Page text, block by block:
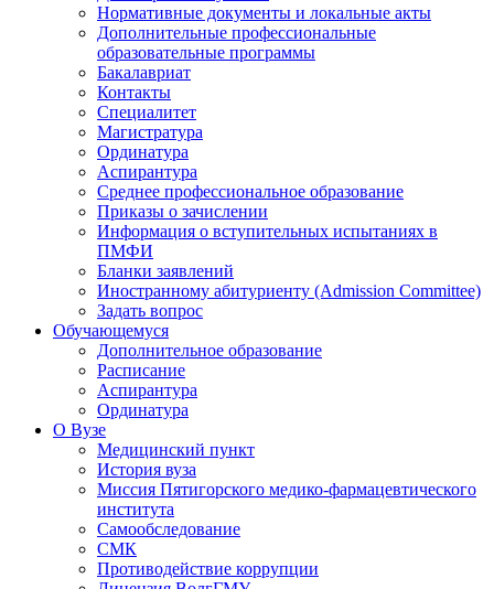
Нормативные документы и локальные акты
Дополнительные профессиональные
образовательные программы
Бакалавриат
Контакты
Специалитет
Магистратура
Ординатура
Аспирантура
Среднее профессиональное образование
Приказы о зачислении
Информация о вступительных испытаниях в
ПМФИ
Бланки заявлений
Иностранному абитуриенту (Admission Committee)
Задать вопрос
Обучающемуся
Дополнительное образование
Расписание
Аспирантура
Ординатура
О Вузе
Медицинский пункт
История вуза
Миссия Пятигорского медико-фармацевтического
института
Самообследование
СМК
Противодействие коррупции